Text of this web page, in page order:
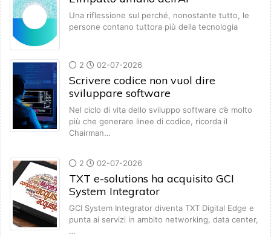
Una riflessione sul perché, nonostante tutto, le
persone contano tuttora più della tecnologia
2 02-07-2026
Scrivere codice non vuol dire
sviluppare software
Nel ciclo di vita dello sviluppo software c’è molto
più che generare linee di codice, ricorda il
Chairman…
2 02-07-2026
TXT e-solutions ha acquisito GCI
System Integrator
GCI System Integrator diventa TXT Digital Edge e
punta ai servizi in ambito networking, data center,
…